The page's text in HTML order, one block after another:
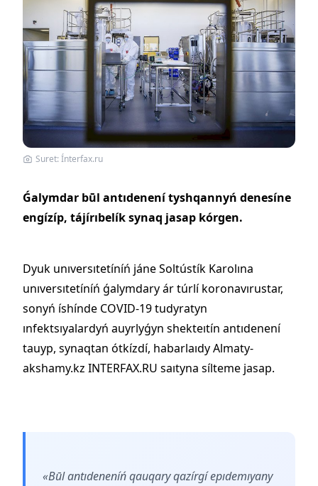
Suret: Ínterfax.ru
Ǵalymdar būl antıdenení tyshqannyń denesíne
engízíp, tájírıbelík synaq jasap kórgen.
Dyuk unıversıtetíníń jáne Soltústík Karolına
unıversıtetíníń ǵalymdary ár túrlí koronavırustar,
sonyń íshínde COVID-19 tudyratyn
ınfektsıyalardyń auyrlyǵyn shekteıtín antıdenení
tauyp, synaqtan ótkízdí, habarlaıdy Almaty-
akshamy.kz INTERFAX.RU saıtyna sílteme jasap.
«Būl antıdeneníń qauqary qazírgí epıdemıyany